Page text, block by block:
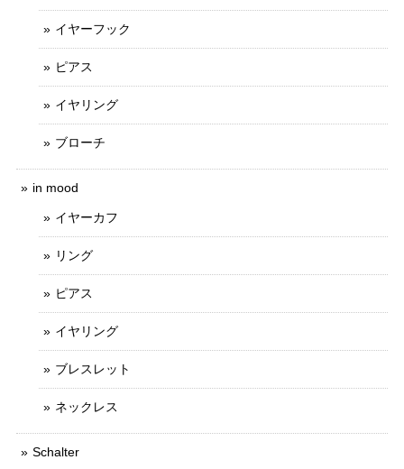
イヤーフック
ピアス
イヤリング
ブローチ
in mood
イヤーカフ
リング
ピアス
イヤリング
ブレスレット
ネックレス
Schalter